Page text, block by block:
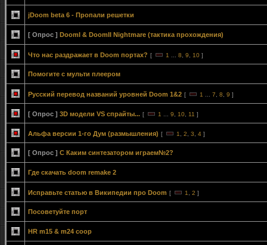
jDoom beta 6 - Пропали решетки
[ Опрос ] DoomI & DoomII Nightmare (тактика прохождения)
Что нас раздражает в Doom портах? [ 1 8 9 10 ]
Помогите с мульти плеером
Русский перевод названий уровней Doom 1&2 [ 1 7 8 9 ]
[ Опрос ] 3D модели VS спрайты... [ 1 9 10 11 ]
Альфа версии 1-го Дум (размышления) [ 1 2 3 4 ]
[ Опрос ] С Каким синтезатором играем№2?
Где скачать doom remake 2
Исправьте статью в Википедии про Doom [ 1 2 ]
Посоветуйте порт
HR m15 & m24 coop